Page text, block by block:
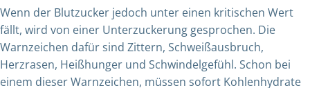
Wenn der Blutzucker jedoch unter einen kritischen Wert
fällt, wird von einer Unterzuckerung gesprochen. Die
Warnzeichen dafür sind Zittern, Schweißausbruch,
Herzrasen, Heißhunger und Schwindelgefühl. Schon bei
einem dieser Warnzeichen, müssen sofort Kohlenhydrate